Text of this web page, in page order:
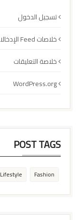
تسجيل الدخول
خلاصات Feed الإدخالات
خلاصة التعليقات
WordPress.org
POST TAGS
Fashion
Lifestyle